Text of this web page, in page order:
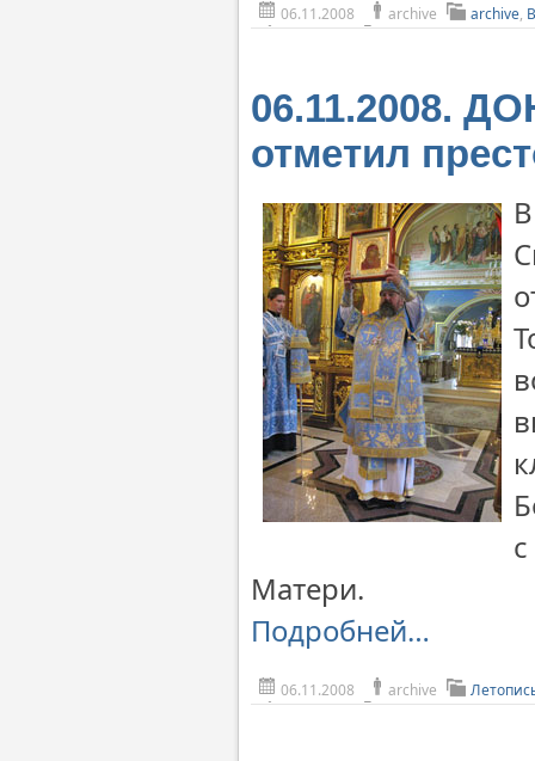
06.11.2008 archive archive,
06.11.2008.
отметил
Матери.
Подробней…
06.11.2008 archive